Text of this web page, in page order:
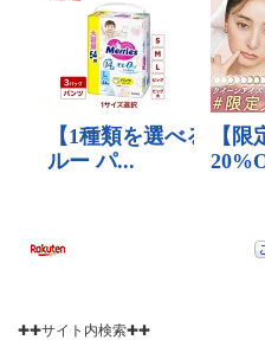
✚✚サイト内検索✚✚